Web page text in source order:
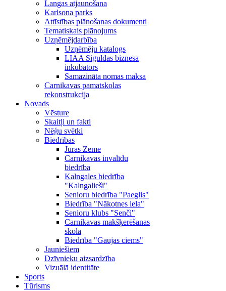
Langas atjaunošana
Karlsona parks
Attīstības plānošanas dokumenti
Tematiskais plānojums
Uzņēmējdarbība
Uzņēmēju katalogs
LIAA Siguldas biznesa
inkubators
Samazināta nomas maksa
Carnikavas pamatskolas
rekonstrukcija
Novads
Vēsture
Skaitļi un fakti
Nēģu svētki
Biedrības
Jūras Zeme
Carnikavas invalīdu
biedrība
Kalngales biedrība
"Kalngalieši"
Senioru biedrība "Paeglis"
Biedrība "Nākotnes iela"
Senioru klubs "Senči"
Carnikavas makšķerēšanas
skola
Biedrība "Gaujas ciems"
Jauniešiem
Dzīvnieku aizsardzība
Vizuālā identitāte
Sports
Tūrisms